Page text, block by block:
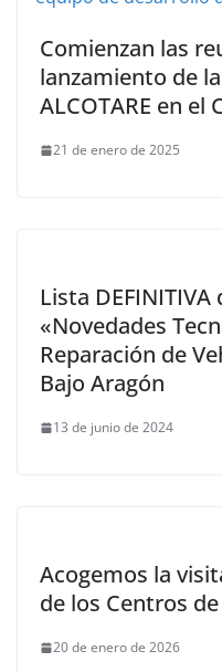
Comienzan las
lanzamiento de
ALCOTARE en el
21 de enero de 2025
Lista
«Novedades
Reparación de
Bajo Aragón
13 de junio de 2024
Acogemos la
de los Centros
20 de enero de 2026